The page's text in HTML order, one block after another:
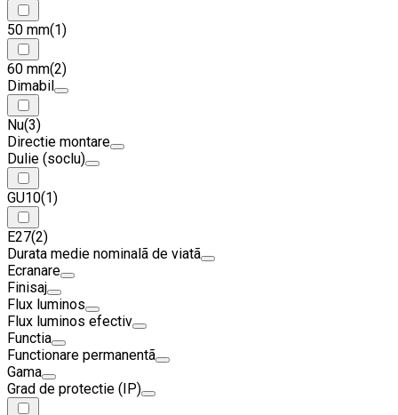
50 mm(1)
60 mm(2)
Dimabil
Nu(3)
Directie montare
Dulie (soclu)
GU10(1)
E27(2)
Durata medie nominalã de viatã
Ecranare
Finisaj
Flux luminos
Flux luminos efectiv
Functia
Functionare permanentã
Gama
Grad de protectie (IP)